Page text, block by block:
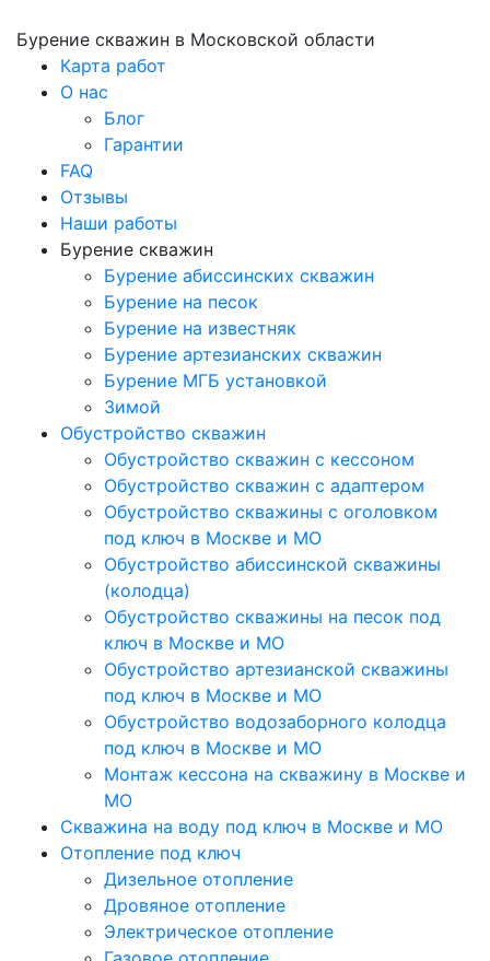
Бурение скважин в Московской области
Карта работ
О нас
Блог
Гарантии
FAQ
Отзывы
Наши работы
Бурение скважин
Бурение абиссинских скважин
Бурение на песок
Бурение на известняк
Бурение артезианских скважин
Бурение МГБ установкой
Зимой
Обустройство скважин
Обустройство скважин с кессоном
Обустройство скважин с адаптером
Обустройство скважины с оголовком
под ключ в Москве и МО
Обустройство абиссинской скважины
(колодца)
Обустройство скважины на песок под
ключ в Москве и МО
Обустройство артезианской скважины
под ключ в Москве и МО
Обустройство водозаборного колодца
под ключ в Москве и МО
Монтаж кессона на скважину в Москве и
МО
Скважина на воду под ключ в Москве и МО
Отопление под ключ
Дизельное отопление
Дровяное отопление
Электрическое отопление